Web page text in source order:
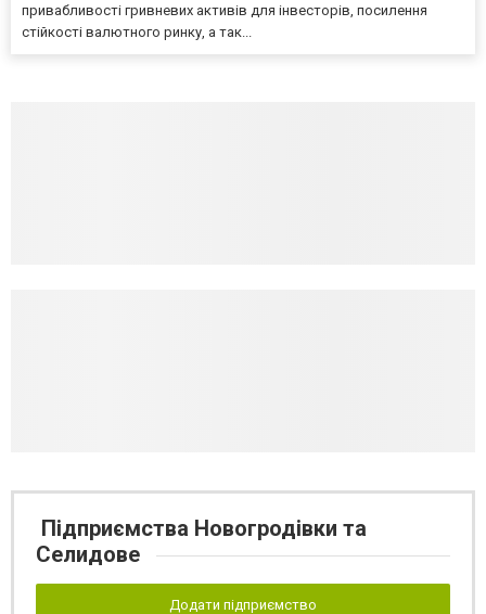
привабливості гривневих активів для інвесторів, посилення
стійкості валютного ринку, а так...
Підприємства Новогродівки та
Селидове
Додати підприємство